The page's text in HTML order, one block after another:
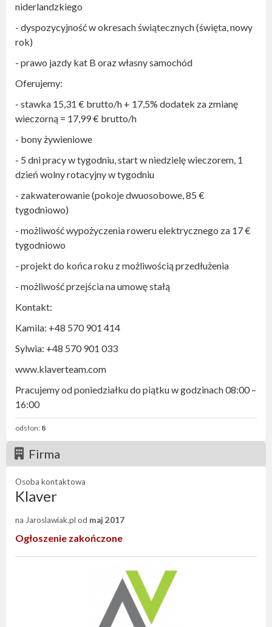
niderlandzkiego
- dyspozycyjność w okresach świątecznych (święta, nowy
rok)
- prawo jazdy kat B oraz własny samochód
Oferujemy:
- stawka 15,31 € brutto/h + 17,5% dodatek za zmianę
wieczorną = 17,99 € brutto/h
- bony żywieniowe
- 5 dni pracy w tygodniu, start w niedzielę wieczorem, 1
dzień wolny rotacyjny w tygodniu
- zakwaterowanie (pokoje dwuosobowe, 85 €
tygodniowo)
- możliwość wypożyczenia roweru elektrycznego za 17 €
tygodniowo
- projekt do końca roku z możliwością przedłużenia
- możliwość przejścia na umowę stałą
Kontakt:
Kamila: ‪‪‪+48 570 901 414
Sylwia: ‪‪‪+48 570 901 033
www.klaverteam.com
Pracujemy od poniedziałku do piątku w godzinach 08:00 –
16:00
odsłon: 8
Firma
Osoba kontaktowa
Klaver
na Jaroslawiak.pl od maj 2017
Ogłoszenie zakończone